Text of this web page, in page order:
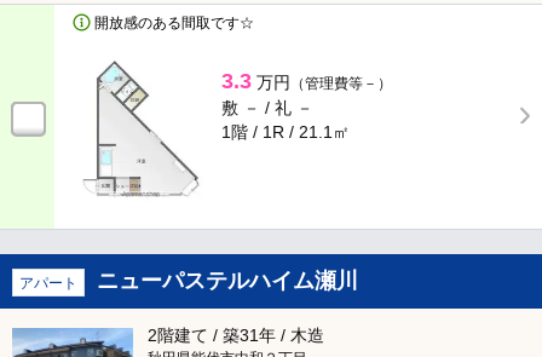
開放感のある間取です☆
3.3 万円 （管理費等－）
敷 － / 礼 －
1階 / 1R / 21.1㎡
アパート ニューパステルハイム瀬川
2階建て / 築31年 / 木造